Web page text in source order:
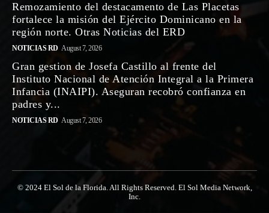
Remozamiento del destacamento de Las Placetas
fortalece la misión del Ejército Dominicano en la
región norte. Otras Noticias del ERD
NOTICIAS RD August 7, 2026
Gran gestion de Josefa Castillo al frente del
Instituto Nacional de Atención Integral a la Primera
Infancia (INAIPI). Aseguran recobró confianza en
padres y...
NOTICIAS RD August 7, 2026
© 2024 El Sol de la Florida. All Rights Reserved. El Sol Media Network,
Inc.